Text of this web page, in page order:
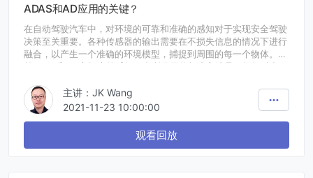
ADAS和AD应用的关键？
在自动驾驶汽车中，对环境的可靠和准确的感知对于实现安全驾驶
决策至关重要。各种传感器的输出需要在不损失信息的情况下进行
融合，以产生一个准确的环境模型，捕捉到周围的每一个物体。目
驾驶决策。
在这个演讲中，我们将探讨LeddarVision--LeddarTech传感器原
始级融合和感知平台--如何将人工智能和计算机视觉技术以及深度
神经网络与计算效率相结合，以提高对规划驾驶路径至关重要的
主讲：JK Wang
2021-11-23 10:00:00
观看回放